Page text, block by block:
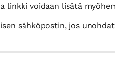
linkki voidaan lisätä
sähköpostin, jos